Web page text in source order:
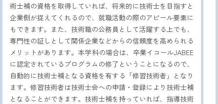
術士補の資格を取得していれば、将来的に技術士を目指すと
企業側が捉えてくれるので、就職活動の際のアピール要素に
もできます。また、技術職の公務員として活躍する上でも、
専門性の証しとして関係企業などからの信頼度を高められる
メリットがあります。本学科の場合は、卒業イコールJABEE
に認定されているプログラムの修了ということになるので、
自動的に技術士補となる資格を有する「修習技術者」となり
ます。修習技術者は技術士会への申請・登録により技術士補
となることができます。技術士補を持っていれば、指導技術